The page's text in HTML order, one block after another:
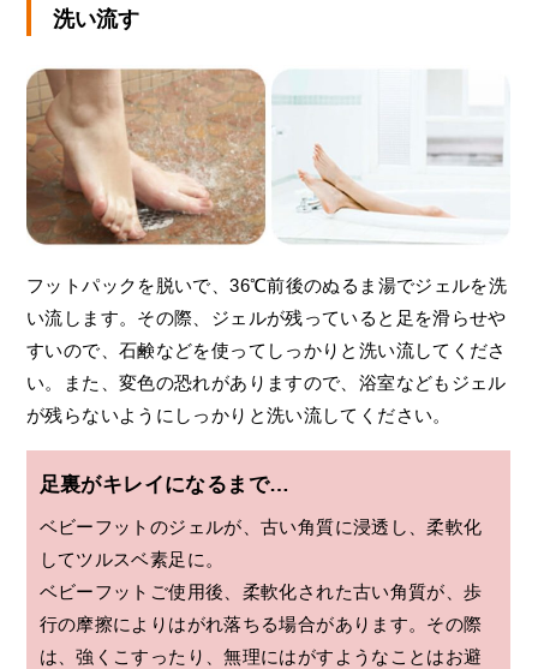
洗い流す
フットパックを脱いで、36℃前後のぬるま湯でジェルを洗
い流します。その際、ジェルが残っていると足を滑らせや
すいので、石鹸などを使ってしっかりと洗い流してくださ
い。また、変色の恐れがありますので、浴室などもジェル
が残らないようにしっかりと洗い流してください。
足裏がキレイになるまで…
ベビーフットのジェルが、古い角質に浸透し、柔軟化
してツルスベ素足に。
ベビーフットご使用後、柔軟化された古い角質が、歩
行の摩擦によりはがれ落ちる場合があります。その際
は、強くこすったり、無理にはがすようなことはお避